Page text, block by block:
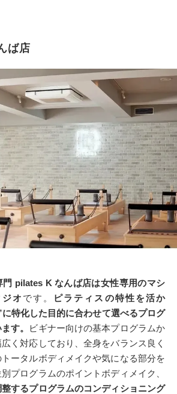
ば店
門 pilates K なんば店は女性専用のマシ
オ です。
ピラティスの特性を活か
に特化した目的に合わせて選べるプログ
す。 ビギナー向けの基本プログラムか
く対応しており、全身をバランス良く
ータルボディメイクや気になる部分を
プログラムのポイントボディメイク、
するプログラムのコンディショニング